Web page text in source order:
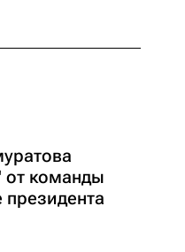
от команды